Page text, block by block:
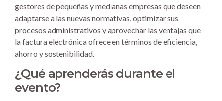
gestores de pequeñas y medianas empresas que deseen
adaptarse a las nuevas normativas, optimizar sus
procesos administrativos y aprovechar las ventajas que
la factura electrónica ofrece en términos de eficiencia,
ahorro y sostenibilidad.
¿Qué aprenderás durante el
evento?